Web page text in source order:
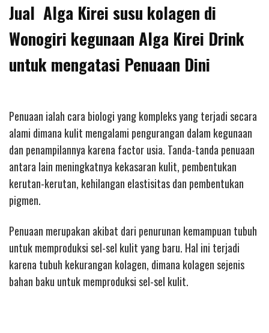
Jual Alga Kirei susu kolagen di
Wonogiri kegunaan Alga Kirei Drink
untuk mengatasi Penuaan Dini
Penuaan ialah cara biologi yang kompleks yang terjadi secara
alami dimana kulit mengalami pengurangan dalam kegunaan
dan penampilannya karena factor usia. Tanda-tanda penuaan
antara lain meningkatnya kekasaran kulit, pembentukan
kerutan-kerutan, kehilangan elastisitas dan pembentukan
pigmen.
Penuaan merupakan akibat dari penurunan kemampuan tubuh
untuk memproduksi sel-sel kulit yang baru. Hal ini terjadi
karena tubuh kekurangan kolagen, dimana kolagen sejenis
bahan baku untuk memproduksi sel-sel kulit.